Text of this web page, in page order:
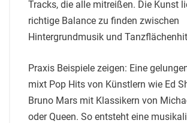
Tracks, die alle mitreißen. Die Kunst
richtige Balance zu finden zwischen
Hintergrundmusik und
Praxis Beispiele zeigen: Eine
mixt Pop Hits von Künstlern wie Ed
Bruno Mars mit Klassikern von
oder Queen. So entsteht eine